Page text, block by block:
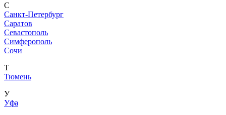
С
Санкт-Петербург
Саратов
Севастополь
Симферополь
Сочи
Т
Тюмень
У
Уфа